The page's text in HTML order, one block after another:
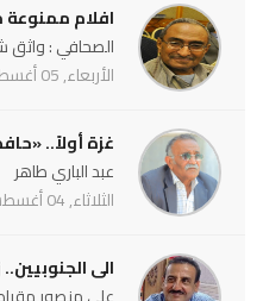
افلام
الصحافي : واثق
الأربعاء, 05 أغسطس 2026 - 09:59 م
غزة أولاً..
عبد الباري طاهر
الثلاثاء, 04 أغسطس 2026 - 12:40 ص
الى